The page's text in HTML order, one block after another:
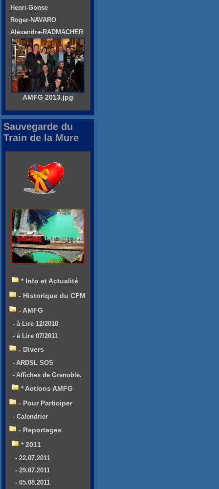
Henri-Gonse
Roger-NAVARO
Alexandre-RADMACHER
AMFG 2013.jpg
Sauvegarde du
Train de la Mure
* Info et Actualité
- Historique du CFM
- AMFG
- à Lire 12/2010
- à Lire 07/2011
- Divers
- ARDSL SOS
- Affiches de Grenoble.
* Actions AMFG
- Pour Participer
- Calendrier
- Reportages
* 2011
- 22.07.2011
- 29.07.2011
- 05.08.2011